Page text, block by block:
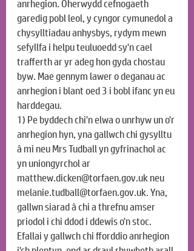
anrhegion. Oherwydd cefnogaeth
garedig pobl leol, y cyngor cymunedol a
chysylltiadau anhysbys, rydym mewn
sefyllfa i helpu teuluoedd sy'n cael
trafferth ar yr adeg hon gyda chostau
byw. Mae gennym lawer o deganau ac
anrhegion i blant oed 3 i bobl ifanc yn eu
harddegau.
1) Pe byddech chi'n elwa o unrhyw un o'r
anrhegion hyn, yna gallwch chi gysylltu
â mi neu Mrs Tudball yn gyfrinachol ac
yn uniongyrchol ar
matthew.dicken@torfaen.gov.uk neu
melanie.tudball@torfaen.gov.uk. Yna,
gallwn siarad â chi a threfnu amser
priodol i chi ddod i ddewis o'n stoc.
Efallai y gallwch chi fforddio anrhegion